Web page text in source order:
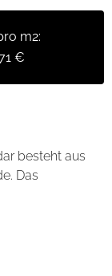
m2:
€
besteht aus
Das